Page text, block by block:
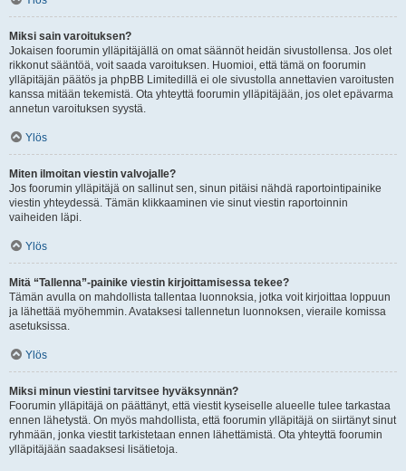
Miksi sain varoituksen?
Jokaisen foorumin ylläpitäjällä on omat säännöt heidän sivustollensa. Jos olet
rikkonut sääntöä, voit saada varoituksen. Huomioi, että tämä on foorumin
ylläpitäjän päätös ja phpBB Limitedillä ei ole sivustolla annettavien varoitusten
kanssa mitään tekemistä. Ota yhteyttä foorumin ylläpitäjään, jos olet epävarma
annetun varoituksen syystä.
Ylös
Miten ilmoitan viestin valvojalle?
Jos foorumin ylläpitäjä on sallinut sen, sinun pitäisi nähdä raportointipainike
viestin yhteydessä. Tämän klikkaaminen vie sinut viestin raportoinnin
vaiheiden läpi.
Ylös
Mitä “Tallenna”-painike viestin kirjoittamisessa tekee?
Tämän avulla on mahdollista tallentaa luonnoksia, jotka voit kirjoittaa loppuun
ja lähettää myöhemmin. Avataksesi tallennetun luonnoksen, vieraile komissa
asetuksissa.
Ylös
Miksi minun viestini tarvitsee hyväksynnän?
Foorumin ylläpitäjä on päättänyt, että viestit kyseiselle alueelle tulee tarkastaa
ennen lähetystä. On myös mahdollista, että foorumin ylläpitäjä on siirtänyt sinut
ryhmään, jonka viestit tarkistetaan ennen lähettämistä. Ota yhteyttä foorumin
ylläpitäjään saadaksesi lisätietoja.